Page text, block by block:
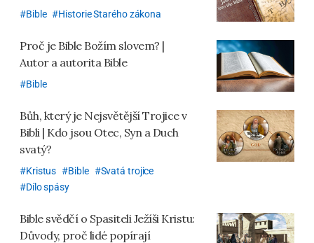
Bible Historie Starého zákona
Proč je Bible Božím slovem? |
Autor a autorita Bible
Bible
Bůh, který je Nejsvětější Trojice v
Bibli | Kdo jsou Otec, Syn a Duch
svatý?
Kristus Bible
Svatá trojice
Dílo spásy
Bible svědčí o Spasiteli Ježíši Kristu:
Důvody, proč lidé popírají